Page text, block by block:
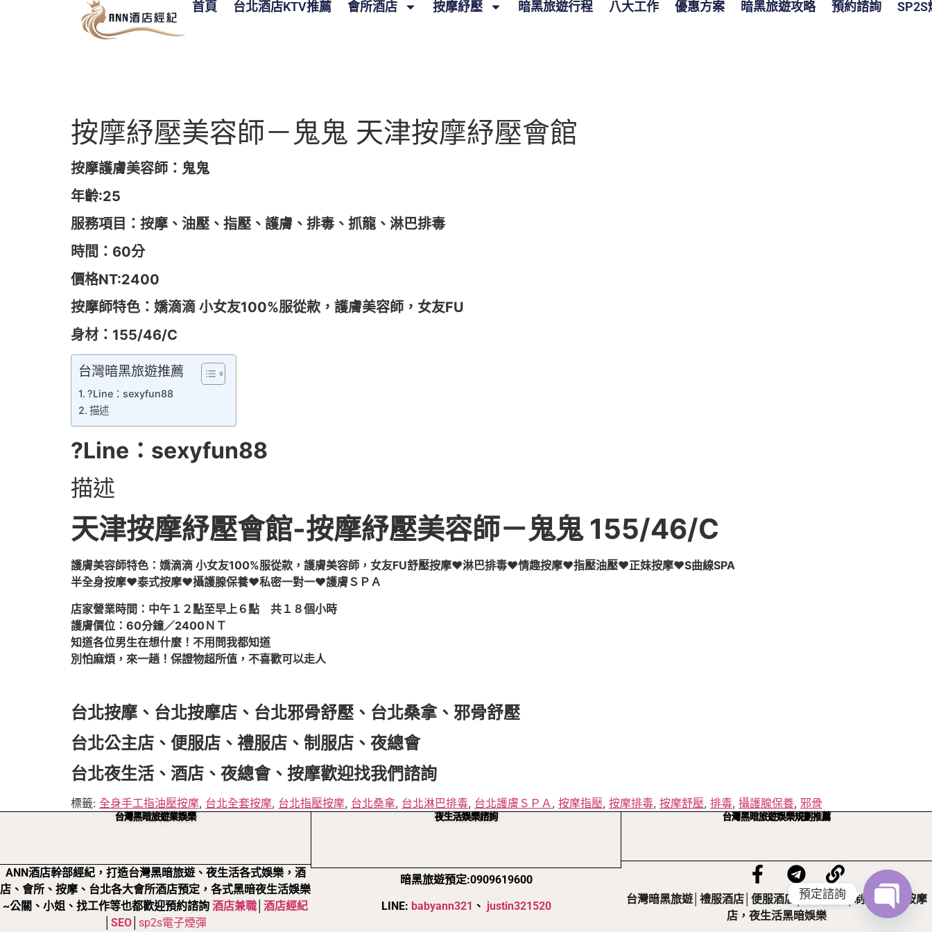
首頁 台北酒店KTV推薦 會所酒店 按摩紓壓 暗黑旅遊行程 八大工作 優惠方案 暗黑旅遊攻略 預約諮詢 SP2S
按摩紓壓美容師－鬼鬼 天津按摩紓壓會館
按摩護膚美容師：鬼鬼
年齡:25
服務項目：按摩、油壓、指壓、護膚、排毒、抓龍、淋巴排毒
時間：60分
價格NT:2400
按摩師特色：嬌滴滴 小女友100%服從款，護膚美容師，女友FU
身材：155/46/C
台灣暗黑旅遊推薦
?Line：sexyfun88
描述
?Line：sexyfun88
描述
天津按摩紓壓會館-按摩紓壓美容師－鬼鬼 155/46/C
護膚美容師特色：嬌滴滴 小女友100%服從款，護膚美容師，女友FU舒壓按摩♥淋巴排毒♥情趣按摩♥指壓油壓♥正妹按摩♥S曲線SPA
半全身按摩♥泰式按摩♥攝護腺保養♥私密一對一♥護膚ＳＰＡ
店家營業時間：中午１２點至早上６點 共１８個小時
護膚價位：60分鐘／2400ＮＴ
知道各位男生在想什麼！不用問我都知道
別怕麻煩，來一趟！保證物超所值，不喜歡可以走人
台北按摩、台北按摩店、台北邪骨舒壓、台北桑拿、邪骨舒壓
台北公主店、便服店、禮服店、制服店、夜總會
台北夜生活、酒店、夜總會、按摩歡迎找我們諮詢
標籤: 全身手工指油壓按摩, 台北全套按摩, 台北指壓按摩, 台北桑拿, 台北淋巴排毒, 台北護膚ＳＰＡ, 按摩指壓, 按摩排毒, 按摩舒壓, 排毒, 攝護腺保養, 邪骨
台灣黑暗旅遊業娛樂
ANN酒店幹部經紀，打造台灣黑暗旅遊、夜生活各式娛樂，酒
店、會所、按摩、台北各大會所酒店預定，各式黑暗夜生活娛樂
~公關、小姐、找工作等也都歡迎預約諮詢 酒店兼職 酒店經紀
SEO sp2s電子煙彈
夜生活娛樂諮詢
暗黑旅遊預定:0909619600
LINE: babyann321 、 justin321520
台灣黑暗旅遊娛樂規劃推薦
台灣暗黑旅遊│禮服酒店│便服酒店│公主酒店│制服酒店│按摩
店，夜生活黑暗娛樂
預定諮詢